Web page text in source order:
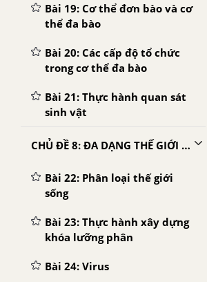
Bài 19: Cơ thể đơn bào và cơ
thể đa bào
Bài 20: Các cấp độ tổ chức
trong cơ thể đa bào
Bài 21: Thực hành quan sát
sinh vật
CHỦ ĐỀ 8: ĐA DẠNG THẾ GIỚI SỐNG
Bài 22: Phân loại thế giới
sống
Bài 23: Thực hành xây dựng
khóa lưỡng phân
Bài 24: Virus